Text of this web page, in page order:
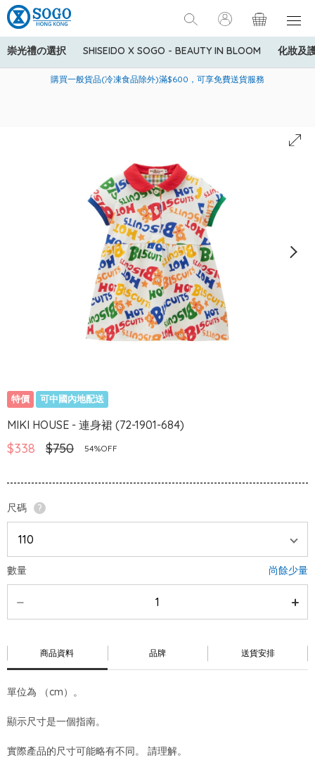
崇光禮の選択 SHISEIDO X SOGO - BEAUTY IN BLOOM 化妝及
美國運通Explorer®信用卡會員購物禮遇：高達5%簽賬回贈！
購買一般貨品(冷凍食品除外)滿$600，可享免費送貨服務
寄送中國內地服務只適用於指定商品，若訂單金額少於HK$600(折
特價 可中國內地配送
MIKI HOUSE - 連身裙 (72-1901-684)
$338 $750 54%OFF
尺碼 ?
數量 尚餘少量
商品資料 品牌 送貨安排
單位為 （cm）。
顯示尺寸是一個指南。
實際產品的尺寸可能略有不同。 請理解。